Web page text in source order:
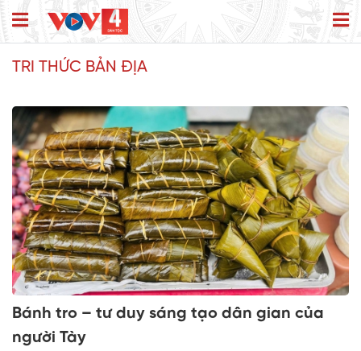
TRI THỨC BẢN ĐỊA
Bánh tro – tư duy sáng tạo dân gian của
người Tày